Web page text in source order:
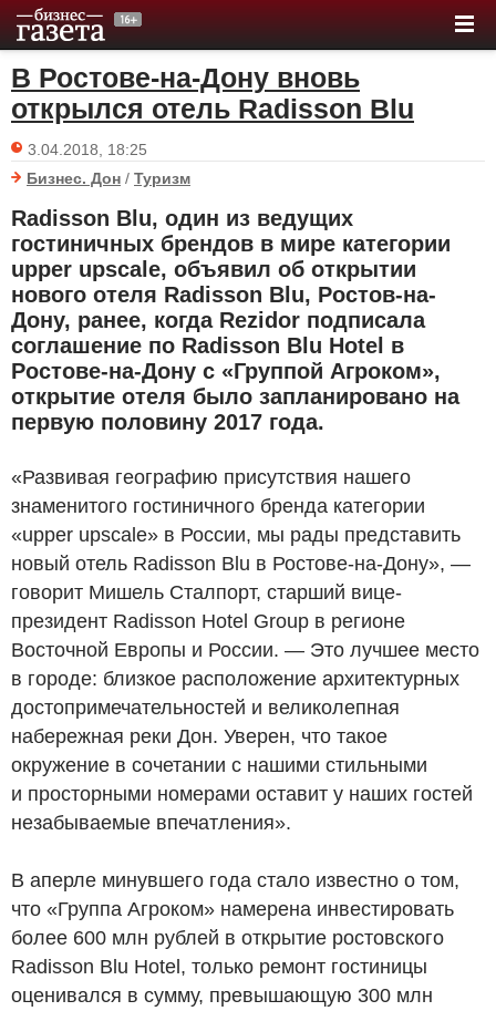
В Ростове-на-Дону вновь
открылся отель Radisson Blu
3.04.2018, 18:25
Бизнес. Дон / Туризм
Radisson Blu, один из ведущих
гостиничных брендов в мире категории
upper upscale, объявил об открытии
нового отеля Radisson Blu, Ростов-на-
Дону, ранее, когда Rezidor подписала
соглашение по Radisson Blu Hotel в
Ростове-на-Дону с «Группой Агроком»,
открытие отеля было запланировано на
первую половину 2017 года.
«Развивая географию присутствия нашего
знаменитого гостиничного бренда категории
«upper upscale» в России, мы рады представить
новый отель Radisson Blu в Ростове-на-Дону», —
говорит Мишель Сталпорт, старший вице-
президент Radisson Hotel Group в регионе
Восточной Европы и России. — Это лучшее место
в городе: близкое расположение архитектурных
достопримечательностей и великолепная
набережная реки Дон. Уверен, что такое
окружение в сочетании с нашими стильными
и просторными номерами оставит у наших гостей
незабываемые впечатления».
В аперле минувшего года стало известно о том,
что «Группа Агроком» намерена инвестировать
более 600 млн рублей в открытие ростовского
Radisson Blu Hotel, только ремонт гостиницы
оценивался в сумму, превышающую 300 млн